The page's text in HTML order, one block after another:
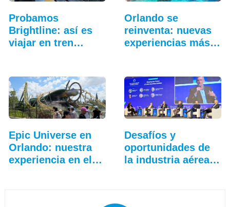
Probamos
Brightline: así es
viajar en tren
Orlando se
reinventa: nuevas
experiencias más
Epic Universe en
Orlando: nuestra
experiencia en el…
Desafíos y
oportunidades de
la industria aérea